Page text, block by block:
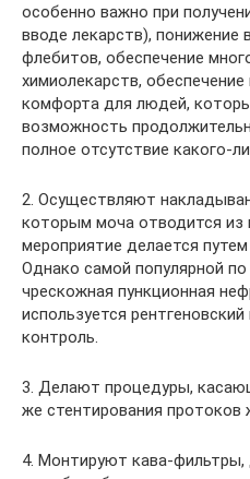
особенно важно при
вводе лекарств), понижение
флебитов, обеспечение
химиолекарств, обеспечение
комфорта для людей,
возможность
полное отсутствие какого-
2. Осуществляют
которым моча отводится из
мероприятие делается
Однако самой популярной
чрескожная пункционная
используется
контроль.
3. Делают процедуры,
же стентирования протоков
4. Монтируют кава-